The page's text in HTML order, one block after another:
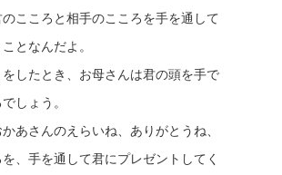
こころと相手のこころを手を通して
となんだよ。
したとき、お母さんは君の頭を手で
しょう。
あさんのえらいね、ありがとうね、
、手を通して君にプレゼントしてく